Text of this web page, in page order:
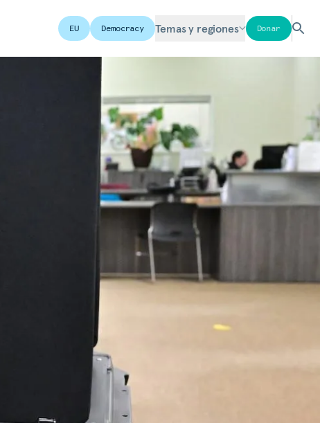
EU Democracy Temas y regiones Donar